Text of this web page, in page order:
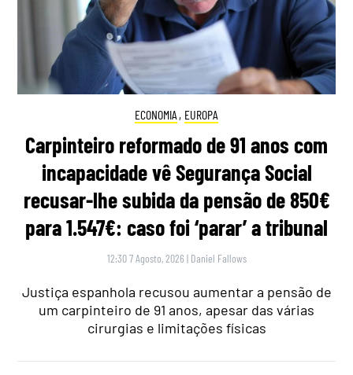
ECONOMIA , EUROPA
Carpinteiro reformado de 91 anos com
incapacidade vê Segurança Social
recusar-lhe subida da pensão de 850€
para 1.547€: caso foi ‘parar’ a tribunal
12:30 7 Agosto, 2026 | Daniel Fallows
Justiça espanhola recusou aumentar a pensão de
um carpinteiro de 91 anos, apesar das várias
cirurgias e limitações físicas